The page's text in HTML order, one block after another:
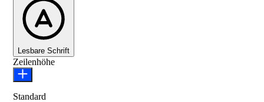
Lesbare Schrift
Zeilenhöhe
Standard